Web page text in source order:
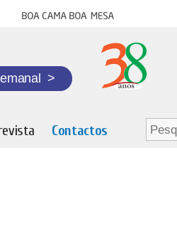
Boa cama boa mesa
>
Contactos